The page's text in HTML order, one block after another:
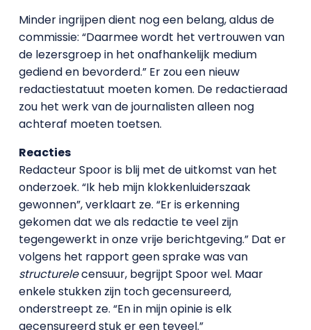
Minder ingrijpen dient nog een belang, aldus de
commissie: “Daarmee wordt het vertrouwen van
de lezersgroep in het onafhankelijk medium
gediend en bevorderd.” Er zou een nieuw
redactiestatuut moeten komen. De redactieraad
zou het werk van de journalisten alleen nog
achteraf moeten toetsen.
Reacties
Redacteur Spoor is blij met de uitkomst van het
onderzoek. “Ik heb mijn klokkenluiderszaak
gewonnen”, verklaart ze. “Er is erkenning
gekomen dat we als redactie te veel zijn
tegengewerkt in onze vrije berichtgeving.” Dat er
volgens het rapport geen sprake was van
structurelecensuur, begrijpt Spoor wel. Maar
enkele stukken zijn toch gecensureerd,
onderstreept ze. “En in mijn opinie is elk
gecensureerd stuk er een teveel.”